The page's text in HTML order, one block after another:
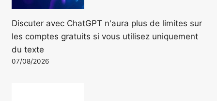
Discuter avec ChatGPT n'aura plus de limites sur
les comptes gratuits si vous utilisez uniquement
du texte
07/08/2026